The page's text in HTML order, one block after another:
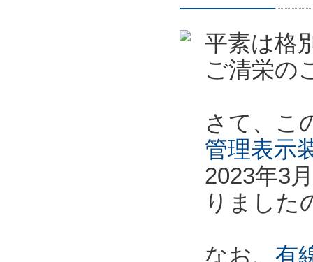
平素は格
ご清栄の
さて、こ
管理表示
2023年3
りました
なお、 有